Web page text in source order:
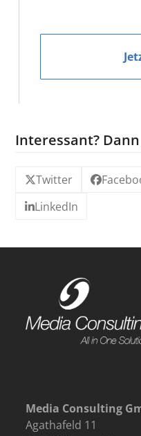
Interessant?
Twitter
LinkedIn
Media Consulting
Agathafeld 11